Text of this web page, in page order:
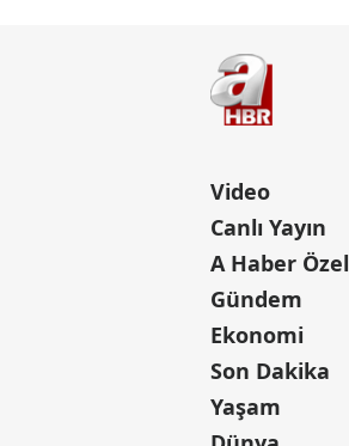
Video
Canlı Yayın
A Haber Özel
Gündem
Ekonomi
Son Dakika
Yaşam